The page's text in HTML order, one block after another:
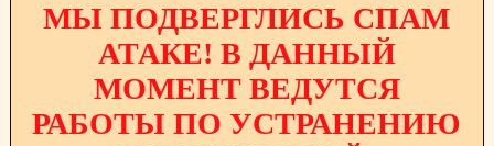
МЫ ПОДВЕРГЛИСЬ СПАМ
АТАКЕ! В ДАННЫЙ
МОМЕНТ ВЕДУТСЯ
РАБОТЫ ПО УСТРАНЕНИЮ